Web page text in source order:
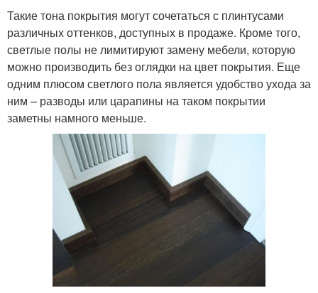
Такие тона покрытия могут сочетаться с плинтусами
различных оттенков, доступных в продаже. Кроме того,
светлые полы не лимитируют замену мебели, которую
можно производить без оглядки на цвет покрытия. Еще
одним плюсом светлого пола является удобство ухода за
ним – разводы или царапины на таком покрытии
заметны намного меньше.